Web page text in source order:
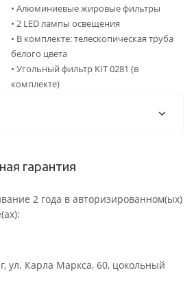
• Алюминиевые жировые фильтры
• 2 LED лампы освещения
• В комплекте: телескопическая труба
белого цвета
• Угольный фильтр KIT 0281 (в
комплекте)
гарантия
2 года в авторизированном(ых)
ул. Карла Маркса, 60, цокольный